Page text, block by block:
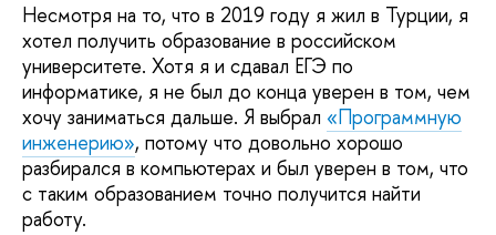
Несмотря на то, что в 2019 году я жил в Турции, я
хотел получить образование в российском
университете. Хотя я и сдавал ЕГЭ по
информатике, я не был до конца уверен в том, чем
хочу заниматься дальше. Я выбрал «Программную
инженерию», потому что довольно хорошо
разбирался в компьютерах и был уверен в том, что
с таким образованием точно получится найти
работу.